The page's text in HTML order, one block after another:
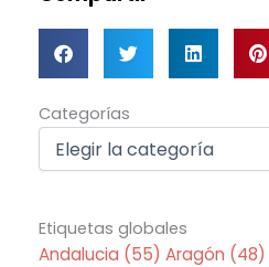
Categorías
Categorías
Etiquetas globales
Andalucia (55) Aragón (48)